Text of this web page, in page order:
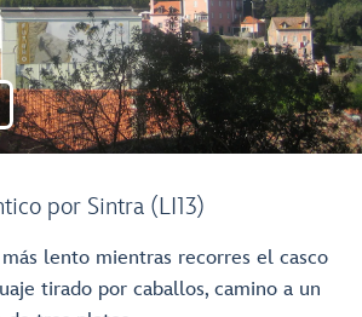
por Sintra (LI13)
lento mientras recorres el casco
tirado por caballos, camino a un